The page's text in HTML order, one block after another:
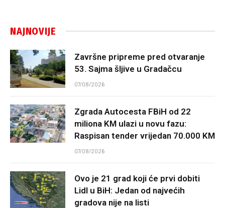
NAJNOVIJE
Završne pripreme pred otvaranje
53. Sajma šljive u Gradačcu
07/08/2026
Zgrada Autocesta FBiH od 22
miliona KM ulazi u novu fazu:
Raspisan tender vrijedan 70.000 KM
07/08/2026
Ovo je 21 grad koji će prvi dobiti
Lidl u BiH: Jedan od najvećih
gradova nije na listi